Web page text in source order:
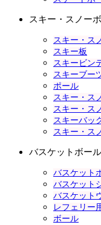
スキー・スノー
スキー・ス
スキー板
スキービン
スキーブー
ポール
スキー・ス
スキー・ス
スキーバッ
スキー・ス
バスケットボール
バスケット
バスケット
バスケット
レフェリー
ボール